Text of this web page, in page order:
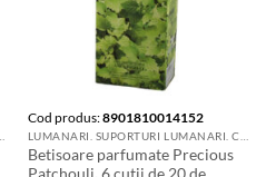
Cod produs:8901810014152
Betisoare parfumate Precious
Patchouli, 6 cutii de 20 de